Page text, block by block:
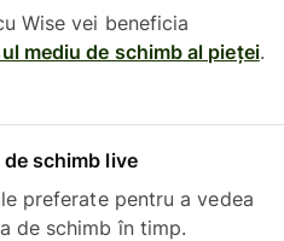
Wise vei beneficia
mediu de schimb al pieței.
schimb live
preferate pentru a vedea
de schimb în timp.